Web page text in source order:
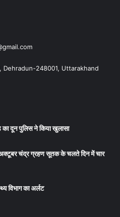
Dehradun-248001, Uttarakhand
का दून पुलिस ने किया खुलासा
अक्टूबर चंद्र ग्रहण सूतक के चलते दिन में चार
विभाग का अर्लट